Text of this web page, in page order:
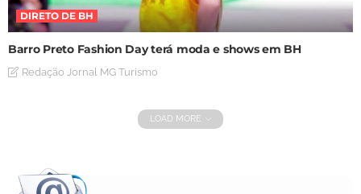
DIRETO DE BH
Barro Preto Fashion Day terá moda e shows em BH
Redação Jornal MG Turismo
LOAD MORE